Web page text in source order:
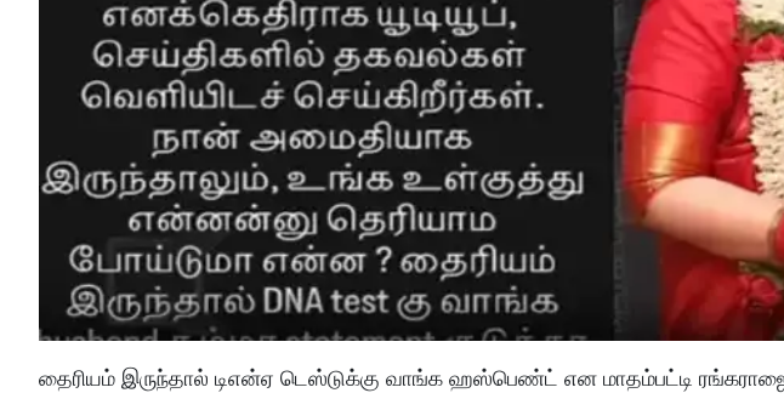
தைரியம் இருந்தால் டிஎன்ஏ டெஸ்டுக்கு வாங்க ஹஸ்பெண்ட் என மாதம்பட்டி ரங்கராஜை